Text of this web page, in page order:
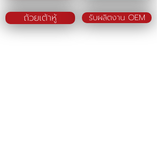
ถ้วยเต้าหู้ รับผลิตงาน OEM